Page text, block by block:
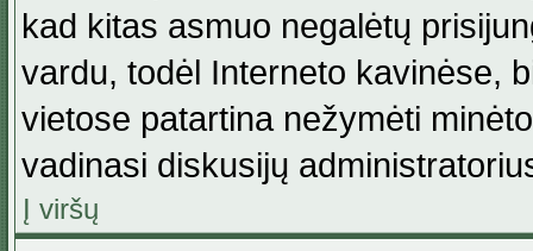
kad kitas asmuo negalėtų
vardu, todėl Interneto kavinėse,
vietose patartina nežymėti
vadinasi diskusijų
Į viršų